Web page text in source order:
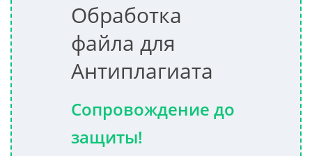
Обработка
файла для
Антиплагиата
Сопровождение до
защиты!